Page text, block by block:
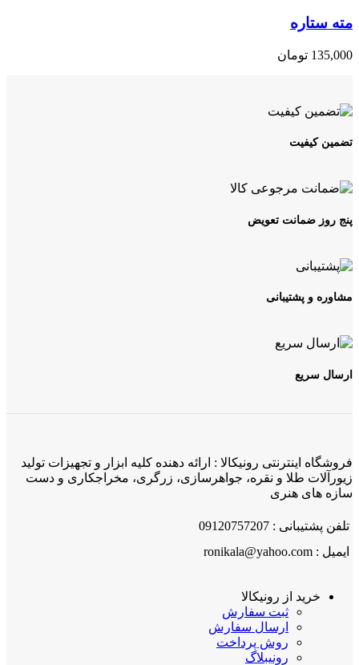
مته ستاره
135,000 تومان
تضمین کیفیت
پنج روز ضمانت تعویض
مشاوره و پشتیبانی
ارسال سریع
فروشگاه اینترنتی رونیکالا : ارائه دهنده کلیه ابزار و تجهیزات تولید
زیورآلات طلا و نقره، جواهرسازی، زرگری، مخراجکاری و دست
سازه های هنری
تلفن پشتیبانی : 09120757207
ایمیل : ronikala@yahoo.com
خرید از رونیکالا
ثبت سفارش
ارسال سفارش
روش پرداخت
رونیبلاگ